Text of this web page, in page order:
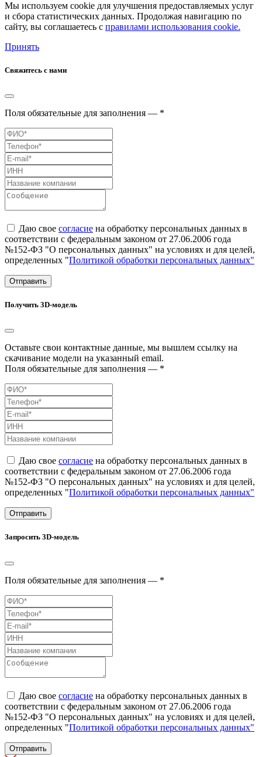
Мы используем cookie для улучшения предоставляемых услуг
и сбора статистических данных. Продолжая навигацию по
сайту, вы соглашаетесь с правилами использования cookie.
Принять
Свяжитесь с нами
Поля обязательные для заполнения — *
Даю свое согласие на обработку персональных данных в
соответствии с федеральным законом от 27.06.2006 года
№152-ФЗ "О персональных данных" на условиях и для целей,
определенных "Политикой обработки персональных данных"
Отправить
Получить 3D-модель
Оставьте свои контактные данные, мы вышлем ссылку на
скачивание модели на указанный email.
Поля обязательные для заполнения — *
Даю свое согласие на обработку персональных данных в
соответствии с федеральным законом от 27.06.2006 года
№152-ФЗ "О персональных данных" на условиях и для целей,
определенных "Политикой обработки персональных данных"
Отправить
Запросить 3D-модель
Поля обязательные для заполнения — *
Даю свое согласие на обработку персональных данных в
соответствии с федеральным законом от 27.06.2006 года
№152-ФЗ "О персональных данных" на условиях и для целей,
определенных "Политикой обработки персональных данных"
Отправить